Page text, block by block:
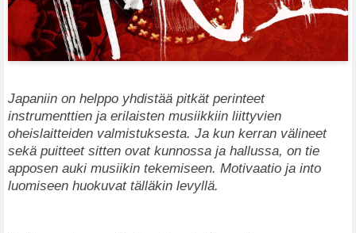
Japaniin on helppo yhdistää pitkät perinteet
instrumenttien ja erilaisten musiikkiin liittyvien
oheislaitteiden valmistuksesta. Ja kun kerran välineet
sekä puitteet sitten ovat kunnossa ja hallussa, on tie
apposen auki musiikin tekemiseen. Motivaatio ja into
luomiseen huokuvat tälläkin levyllä.